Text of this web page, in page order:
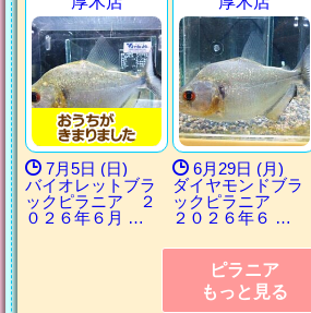
7月5日 (日)
バイオレットブラ
ックピラニア ２
０２６年６月 …
6月29日 (月)
ダイヤモンドブラ
ックピラニア
２０２６年６ …
ピラニア
もっと見る